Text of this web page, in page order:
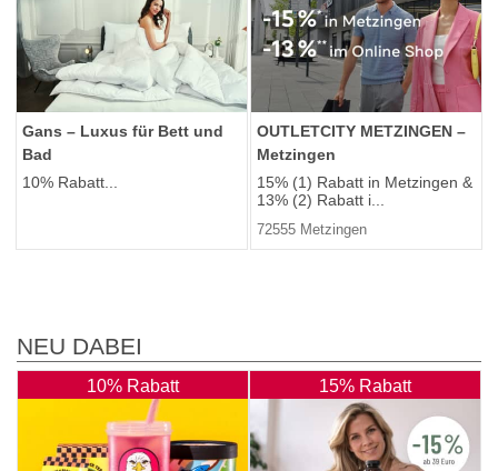
Gans – Luxus für Bett und
Bad
10% Rabatt...
OUTLETCITY METZINGEN –
Metzingen
15% (1) Rabatt in Metzingen &
13% (2) Rabatt i...
72555 Metzingen
NEU DABEI
10% Rabatt 15% Rabatt